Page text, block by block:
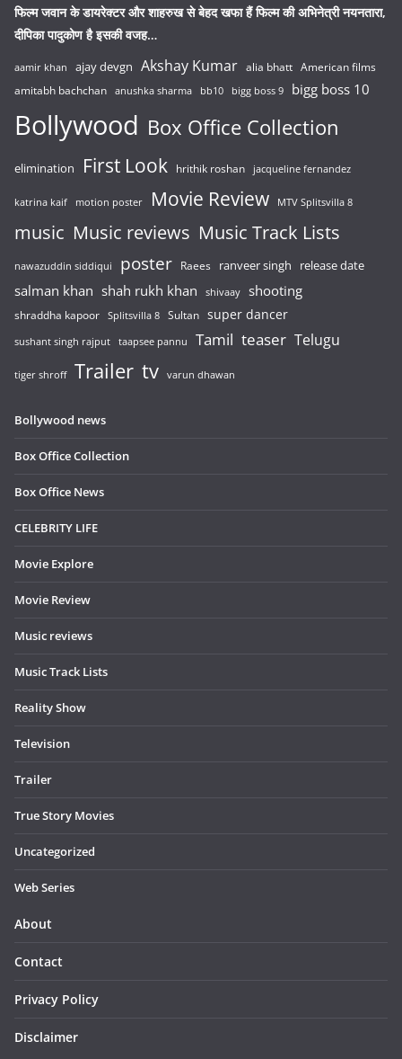
फिल्म जवान के डायरेक्टर और शाहरुख से बेहद खफा हैं फिल्म की अभिनेत्री नयनतारा,
दीपिका पादुकोण है इसकी वजह…
aamir khan ajay devgn Akshay Kumar alia bhatt American films
amitabh bachchan anushka sharma bb10 bigg boss 9 bigg boss 10
Bollywood Box Office Collection
elimination First Look hrithik roshan jacqueline fernandez
katrina kaif motion poster Movie Review MTV Splitsvilla 8
music Music reviews Music Track Lists
nawazuddin siddiqui poster Raees ranveer singh release date
salman khan shah rukh khan shivaay shooting
shraddha kapoor Splitsvilla 8 Sultan super dancer
sushant singh rajput taapsee pannu Tamil teaser Telugu
tiger shroff Trailer tv varun dhawan
Bollywood news
Box Office Collection
Box Office News
CELEBRITY LIFE
Movie Explore
Movie Review
Music reviews
Music Track Lists
Reality Show
Television
Trailer
True Story Movies
Uncategorized
Web Series
About
Contact
Privacy Policy
Disclaimer